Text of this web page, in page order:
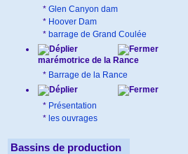
* Glen Canyon dam
* Hoover Dam
* barrage de Grand Coulée
marémotrice de la Rance
* Barrage de la Rance
* Présentation
* les ouvrages
Bassins de production